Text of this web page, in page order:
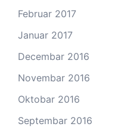
Februar 2017
Januar 2017
Decembar 2016
Novembar 2016
Oktobar 2016
Septembar 2016